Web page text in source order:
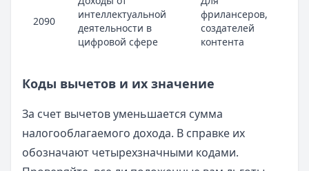
2090
интеллектуальной
деятельности в
цифровой сфере
фрилансеров,
создателей
контента
Коды вычетов и их значение
За счет вычетов уменьшается сумма
налогооблагаемого дохода. В справке их
обозначают четырехзначными кодами.